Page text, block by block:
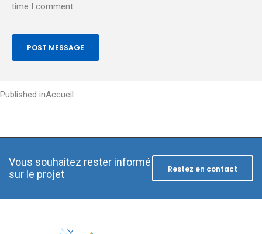
time I comment.
Post
Published inAccueil
Vous souhaitez rester informé
sur le projet
Restez en contact